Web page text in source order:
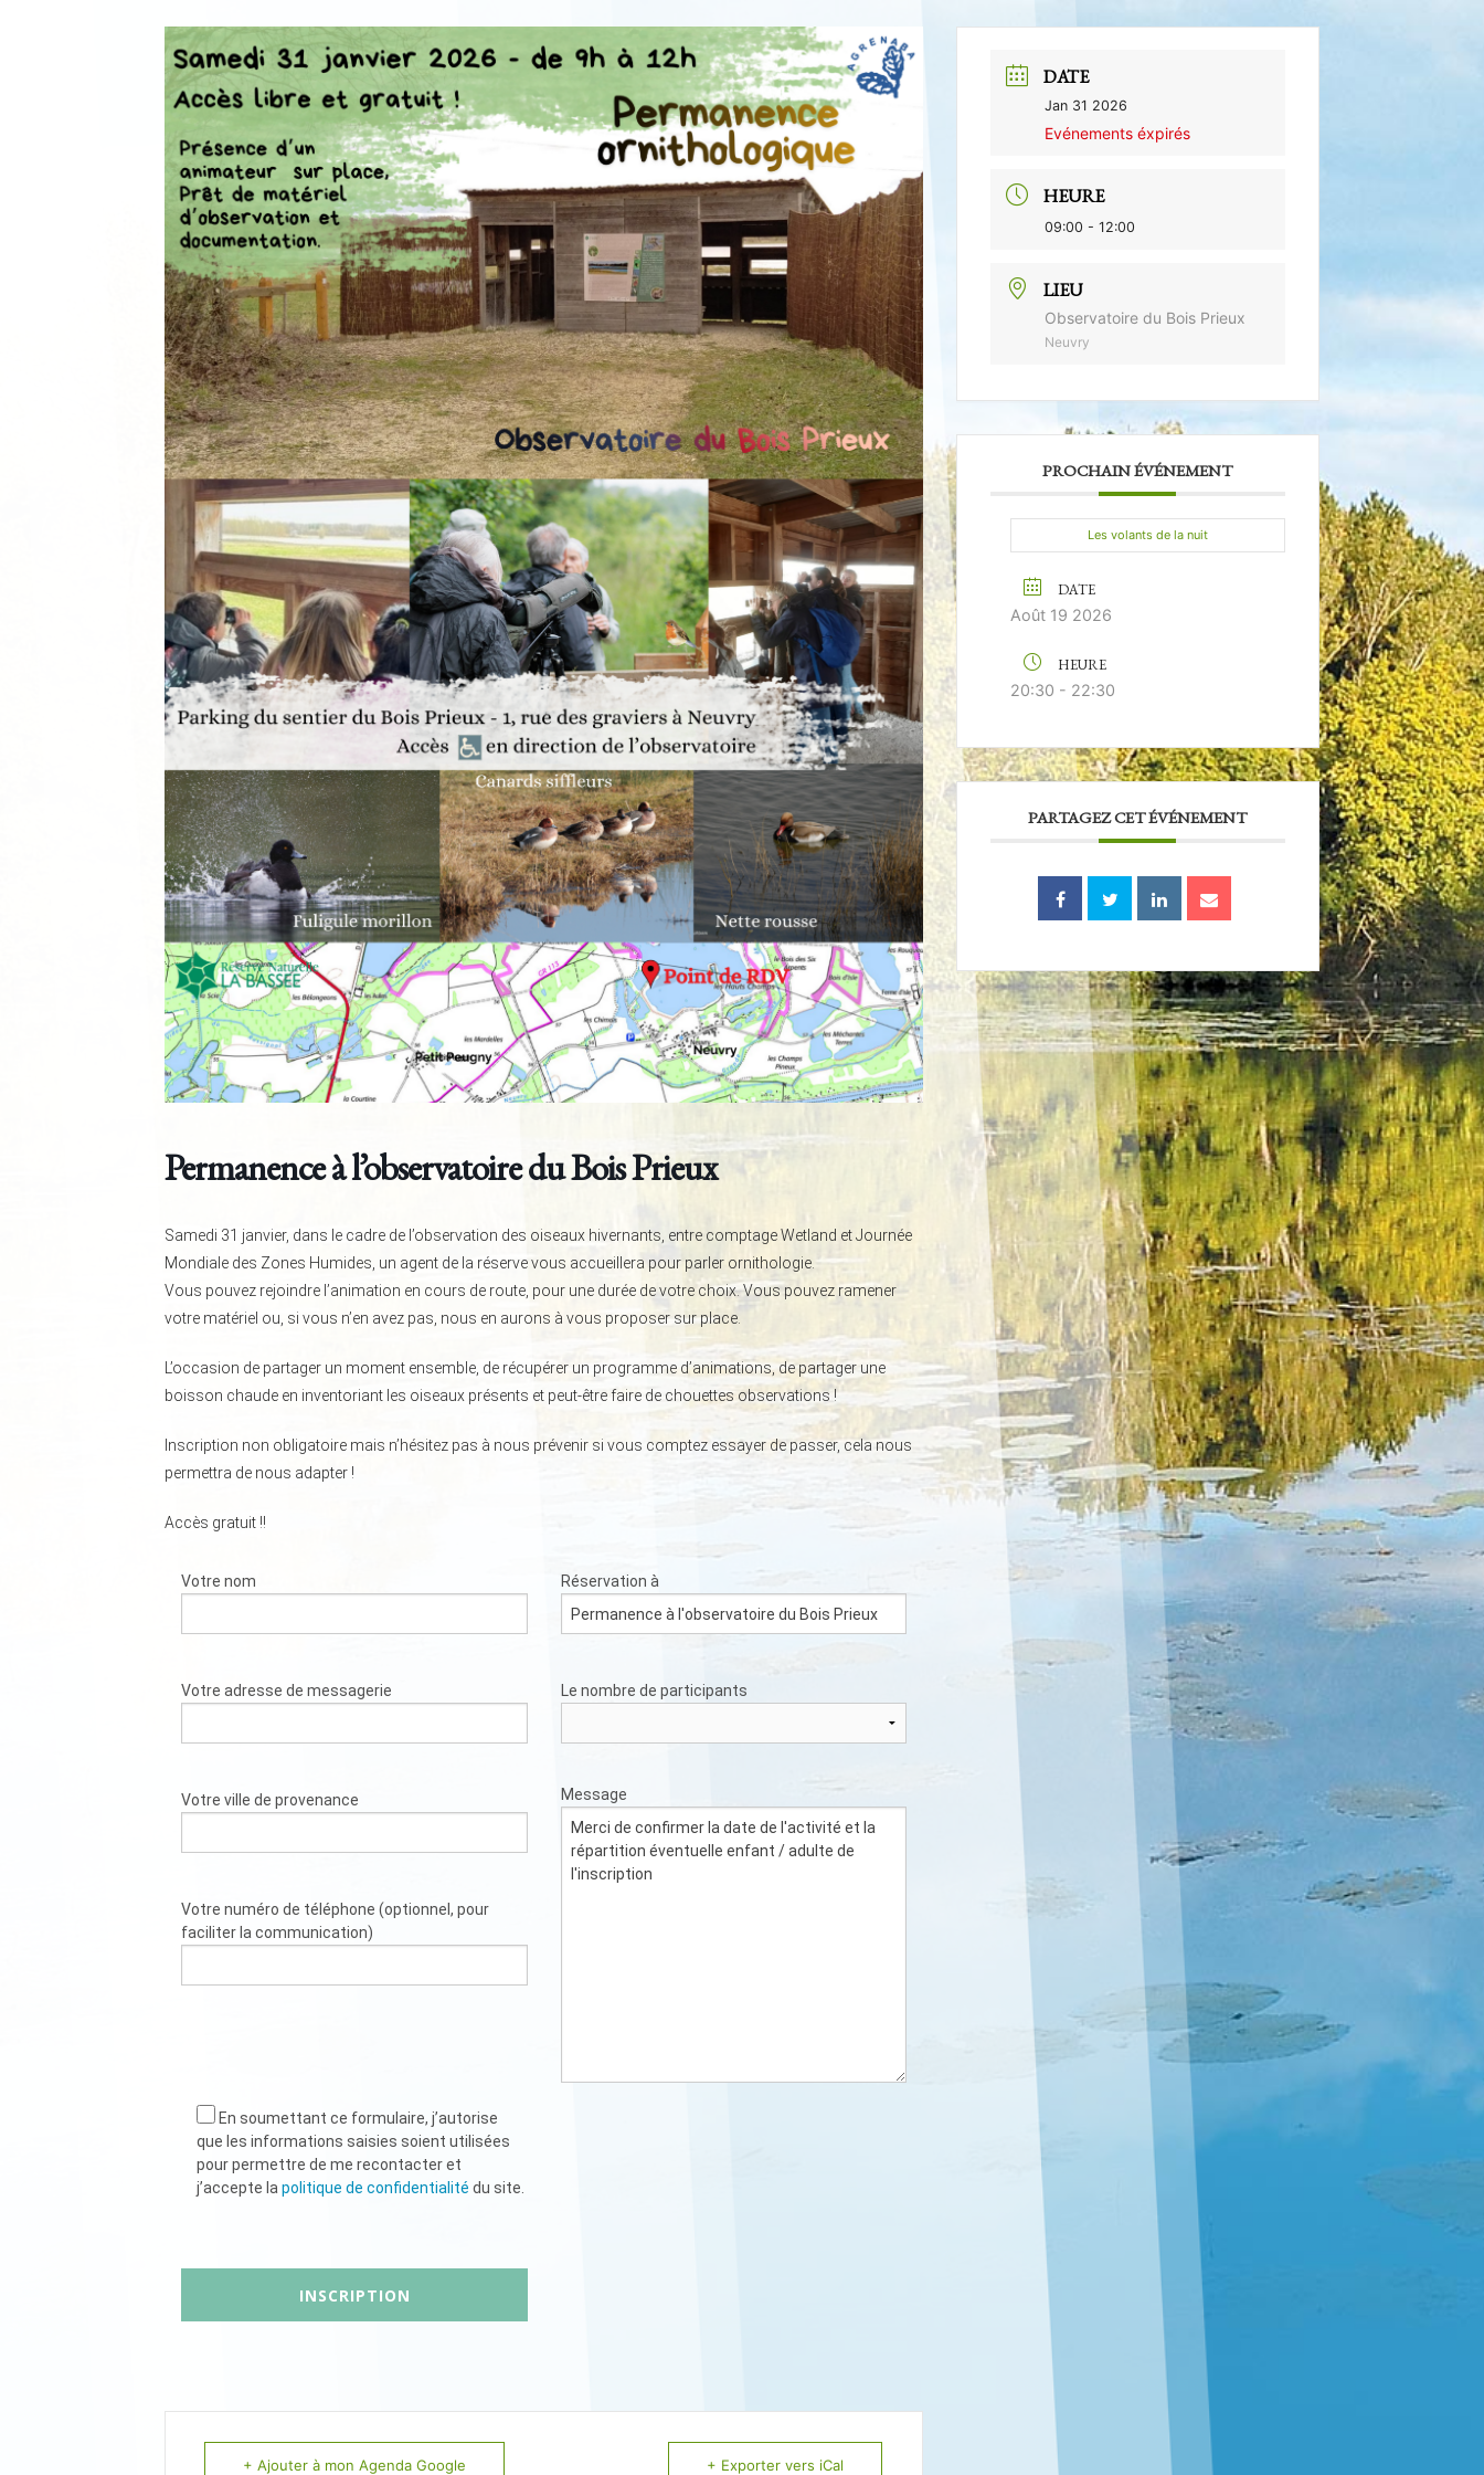
Permanence à l’observatoire du Bois Prieux
Samedi 31 janvier, dans le cadre de l’observation des oiseaux hivernants, entre comptage Wetland et Journée
Mondiale des Zones Humides, un agent de la réserve vous accueillera pour parler ornithologie.
Vous pouvez rejoindre l’animation en cours de route, pour une durée de votre choix. Vous pouvez ramener
votre matériel ou, si vous n’en avez pas, nous en aurons à vous proposer sur place.
L’occasion de partager un moment ensemble, de récupérer un programme d’animations, de partager une
boisson chaude en inventoriant les oiseaux présents et peut-être faire de chouettes observations !
Inscription non obligatoire mais n’hésitez pas à nous prévenir si vous comptez essayer de passer, cela nous
permettra de nous adapter !
Accès gratuit !!
Votre nom
Votre adresse de messagerie
Votre ville de provenance
Votre numéro de téléphone (optionnel, pour
faciliter la communication)
Réservation à
Le nombre de participants
Message
En soumettant ce formulaire, j’autorise
que les informations saisies soient utilisées
pour permettre de me recontacter et
j’accepte lapolitique de confidentialité du site.
+ Ajouter à mon Agenda Google + Exporter vers iCal
DATE
Jan 31 2026
Evénements éxpirés
HEURE
09:00 - 12:00
LIEU
Observatoire du Bois Prieux
Neuvry
PROCHAIN ÉVÉNEMENT
Les volants de la nuit
DATE
Août 19 2026
HEURE
20:30 - 22:30
PARTAGEZ CET ÉVÉNEMENT